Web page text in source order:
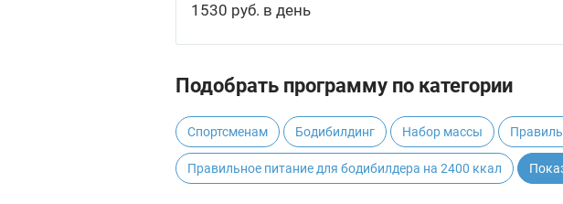
1530 руб. в день
Подобрать программу по категории
Спортсменам Бодибилдинг Набор массы
Правильное питание для бодибилдера на 2400 ккал